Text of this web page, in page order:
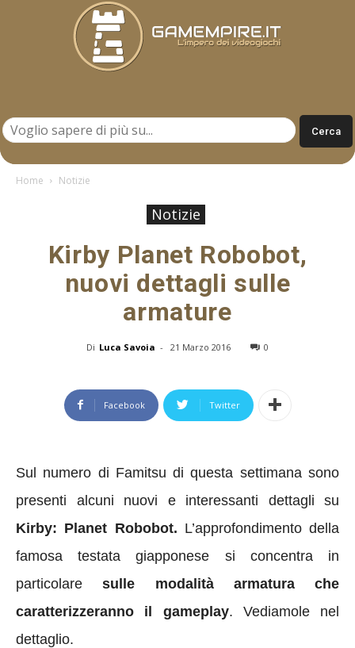
Home Notizie
Notizie
Kirby Planet Robobot,
nuovi dettagli sulle
armature
Di Luca Savoia - 21 Marzo 2016 0
Facebook Twitter
Sul numero di Famitsu di questa settimana sono
presenti alcuni nuovi e interessanti dettagli su
Kirby: Planet Robobot. L’approfondimento della
famosa testata giapponese si concentra in
particolare sulle modalità armatura che
caratterizzeranno il gameplay. Vediamole nel
dettaglio.